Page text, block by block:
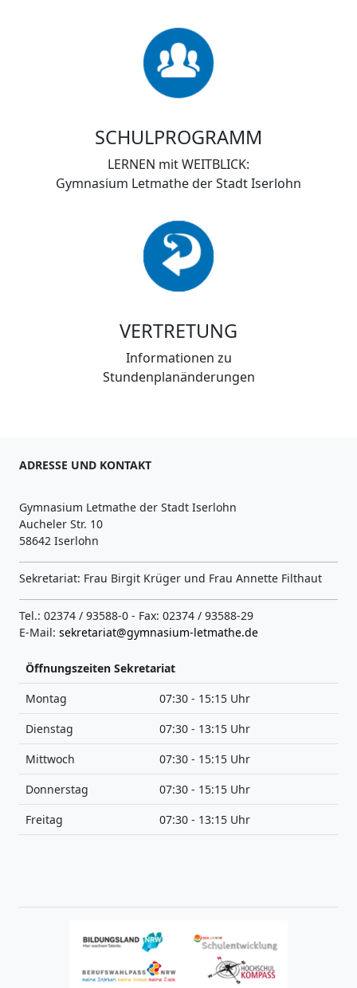
SCHULPROGRAMM
LERNEN mit WEITBLICK:
Gymnasium Letmathe der Stadt Iserlohn
VERTRETUNG
Informationen zu
Stundenplanänderungen
ADRESSE UND KONTAKT
Gymnasium Letmathe der Stadt Iserlohn
Aucheler Str. 10
58642 Iserlohn
Sekretariat: Frau Birgit Krüger und Frau Annette Filthaut
Tel.: 02374 / 93588-0 - Fax: 02374 / 93588-29
E-Mail: sekretariat@gymnasium-letmathe.de
Öffnungszeiten Sekretariat
Montag
07:30 - 15:15 Uhr
Dienstag
07:30 - 13:15 Uhr
Mittwoch
07:30 - 15:15 Uhr
Donnerstag
07:30 - 15:15 Uhr
Freitag
07:30 - 13:15 Uhr